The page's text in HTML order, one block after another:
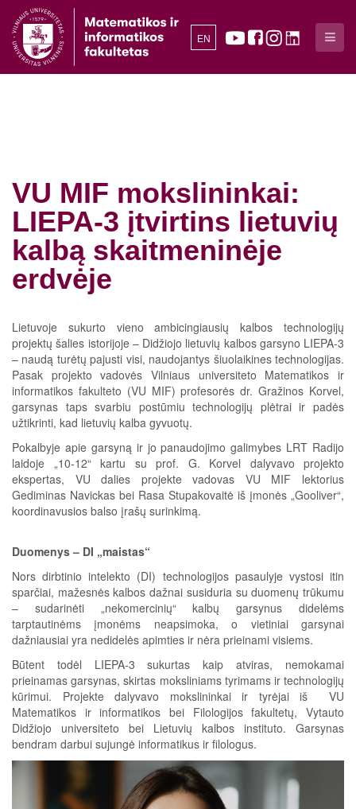
EN
VU MIF mokslininkai:
LIEPA-3 įtvirtins lietuvių
kalbą skaitmeninėje
erdvėje
Lietuvoje sukurto vieno ambicingiausių kalbos technologijų
projektų šalies istorijoje – Didžiojo lietuvių kalbos garsyno LIEPA-3
– naudą turėtų pajusti visi, naudojantys šiuolaikines technologijas.
Pasak projekto vadovės Vilniaus universiteto Matematikos ir
informatikos fakulteto (VU MIF) profesorės dr. Gražinos Korvel,
garsynas taps svarbiu postūmiu technologijų plėtrai ir padės
užtikrinti, kad lietuvių kalba gyvuotų.
Pokalbyje apie garsyną ir jo panaudojimo galimybes LRT Radijo
laidoje „10-12“ kartu su prof. G. Korvel dalyvavo projekto
ekspertas, VU dalies projekte vadovas VU MIF lektorius
Gediminas Navickas bei Rasa Stupakovaitė iš įmonės „Gooliver“,
koordinavusios balso įrašų surinkimą.
Duomenys – DI „maistas“
Nors dirbtinio intelekto (DI) technologijos pasaulyje vystosi itin
sparčiai, mažesnės kalbos dažnai susiduria su duomenų trūkumu
– sudarinėti „nekomercinių“ kalbų garsynus didelėms
tarptautinėms įmonėms neapsimoka, o vietiniai garsynai
dažniausiai yra nedidelės apimties ir nėra prieinami visiems.
Būtent todėl LIEPA-3 sukurtas kaip atviras, nemokamai
prieinamas garsynas, skirtas moksliniams tyrimams ir technologijų
kūrimui. Projekte dalyvavo mokslininkai ir tyrėjai iš VU
Matematikos ir informatikos bei Filologijos fakultetų, Vytauto
Didžiojo universiteto bei Lietuvių kalbos instituto. Garsynas
bendram darbui sujungė informatikus ir filologus.